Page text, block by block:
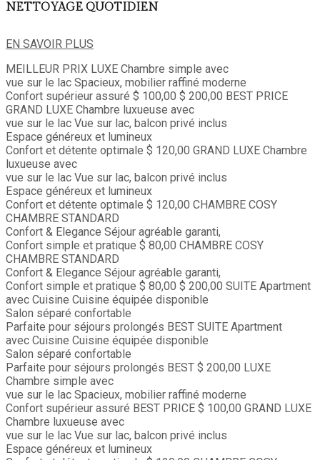
NETTOYAGE QUOTIDIEN
EN SAVOIR PLUS
MEILLEUR PRIX LUXE Chambre simple avec
vue sur le lac Spacieux, mobilier raffiné moderne
Confort supérieur assuré $ 100,00 $ 200,00 BEST PRICE
GRAND LUXE Chambre luxueuse avec
vue sur le lac Vue sur lac, balcon privé inclus
Espace généreux et lumineux
Confort et détente optimale $ 120,00 GRAND LUXE Chambre
luxueuse avec
vue sur le lac Vue sur lac, balcon privé inclus
Espace généreux et lumineux
Confort et détente optimale $ 120,00 CHAMBRE COSY
CHAMBRE STANDARD
Confort & Elegance Séjour agréable garanti,
Confort simple et pratique $ 80,00 CHAMBRE COSY
CHAMBRE STANDARD
Confort & Elegance Séjour agréable garanti,
Confort simple et pratique $ 80,00 $ 200,00 SUITE Apartment
avec Cuisine Cuisine équipée disponible
Salon séparé confortable
Parfaite pour séjours prolongés BEST SUITE Apartment
avec Cuisine Cuisine équipée disponible
Salon séparé confortable
Parfaite pour séjours prolongés BEST $ 200,00 LUXE
Chambre simple avec
vue sur le lac Spacieux, mobilier raffiné moderne
Confort supérieur assuré BEST PRICE $ 100,00 GRAND LUXE
Chambre luxueuse avec
vue sur le lac Vue sur lac, balcon privé inclus
Espace généreux et lumineux